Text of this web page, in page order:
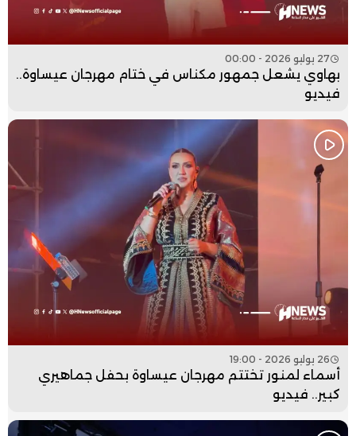
27 يوليو 2026 - 00:00
بهاوي يشعل جمهور مكناس في ختام مهرجان عيساوة..
فيديو
26 يوليو 2026 - 19:00
أسماء لمنور تختتم مهرجان عيساوة بحفل جماهيري
كبير.. فيديو